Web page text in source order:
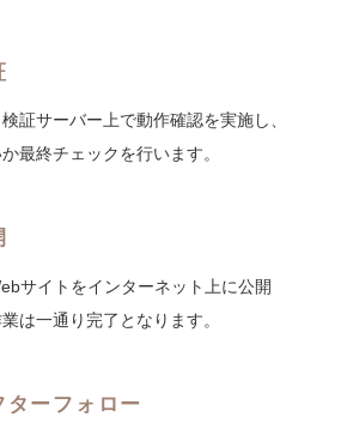
証サーバー上で動作確認を実施し、
最終チェックを行います。
サイトをインターネット上に公開
は一通り完了となります。
ターフォロー